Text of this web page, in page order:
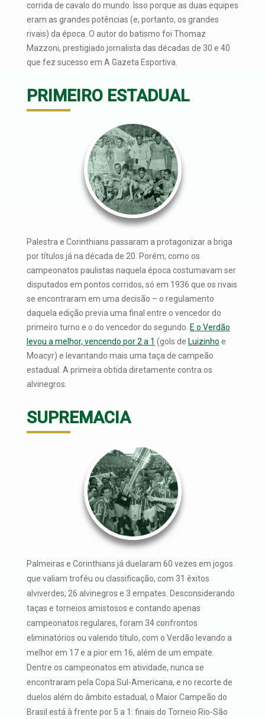
corrida de cavalo do mundo. Isso porque as duas equipes
eram as grandes potências (e, portanto, os grandes
rivais) da época. O autor do batismo foi Thomaz
Mazzoni, prestigiado jornalista das décadas de 30 e 40
que fez sucesso em A Gazeta Esportiva.
PRIMEIRO ESTADUAL
Palestra e Corinthians passaram a protagonizar a briga
por títulos já na década de 20. Porém, como os
campeonatos paulistas naquela época costumavam ser
disputados em pontos corridos, só em 1936 que os rivais
se encontraram em uma decisão – o regulamento
daquela edição previa uma final entre o vencedor do
primeiro turno e o do vencedor do segundo. E o Verdão
levou a melhor, vencendo por 2 a 1 (gols de Luizinho e
Moacyr) e levantando mais uma taça de campeão
estadual. A primeira obtida diretamente contra os
alvinegros.
SUPREMACIA
Palmeiras e Corinthians já duelaram 60 vezes em jogos
que valiam troféu ou classificação, com 31 êxitos
alviverdes, 26 alvinegros e 3 empates. Desconsiderando
taças e torneios amistosos e contando apenas
campeonatos regulares, foram 34 confrontos
eliminatórios ou valendo tí­tulo, com o Verdão levando a
melhor em 17 e a pior em 16, além de um empate.
Dentre os campeonatos em atividade, nunca se
encontraram pela Copa Sul-Americana, e no recorte de
duelos além do âmbito estadual, o Maior Campeão do
Brasil está à frente por 5 a 1: finais do Torneio Rio-São